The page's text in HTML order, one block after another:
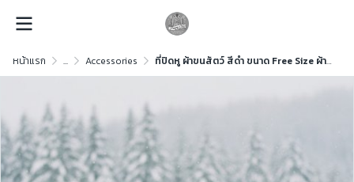
หน้าแรก ... Accessories ที่ปิดหู ผ้าขนสัตว์ สีดำ ขนาด Free Size ผ้าขนสัตว์ สีดำ ขนาด Free Size